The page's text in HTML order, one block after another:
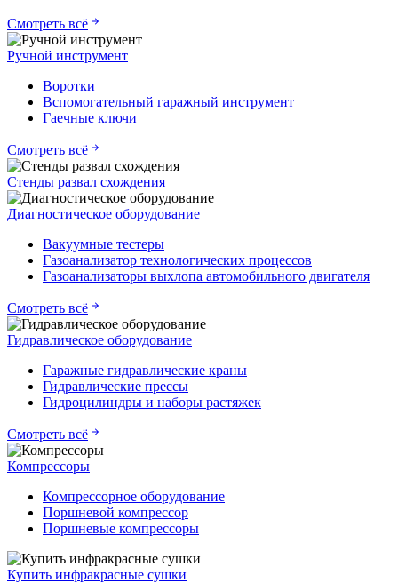
Смотреть всё
Ручной инструмент
Воротки
Вспомогательный гаражный инструмент
Гаечные ключи
Смотреть всё
Стенды развал схождения
Диагностическое оборудование
Вакуумные тестеры
Газоанализатор технологических процессов
Газоанализаторы выхлопа автомобильного двигателя
Смотреть всё
Гидравлическое оборудование
Гаражные гидравлические краны
Гидравлические прессы
Гидроцилиндры и наборы растяжек
Смотреть всё
Компрессоры
Компрессорное оборудование
Поршневой компрессор
Поршневые компрессоры
Купить инфракрасные сушки